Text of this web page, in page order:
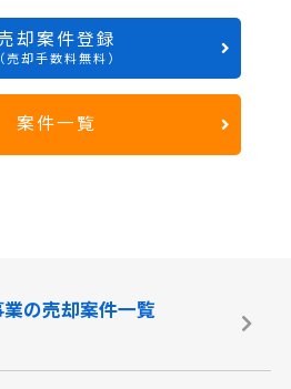
却案件登録
（売却手数料無料）
案件一覧
の売却案件一覧